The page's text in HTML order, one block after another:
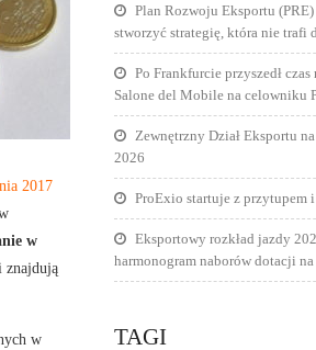
2017
w
znajdują
w
Plan Rozwoju Eksportu
stworzyć strategię, która nie trafi
Po Frankfurcie przyszedł
Salone del Mobile na celowniku
Zewnętrzny Dział Eksportu
2026
ProExio startuje z przytupem
Eksportowy rozkład jazdy
harmonogram naborów dotacji
TAGI